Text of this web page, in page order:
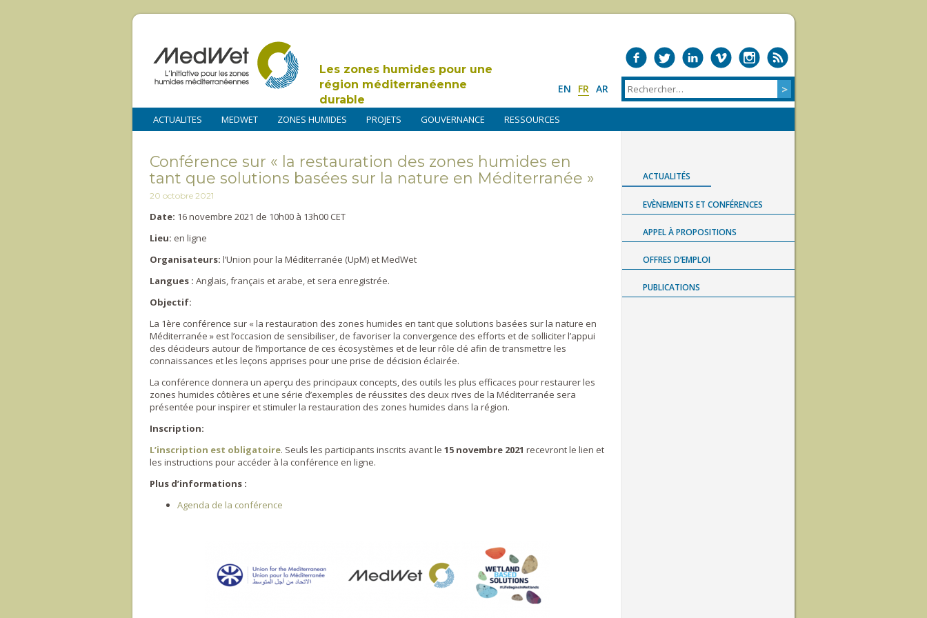
Les zones humides pour une
région méditerranéenne
durable
EN FR AR
ACTUALITES MEDWET ZONES HUMIDES PROJETS GOUVERNANCE RESSOURCES
Conférence sur « la restauration des zones humides en
tant que solutions basées sur la nature en Méditerranée »
20 octobre 2021
Date: 16 novembre 2021 de 10h00 à 13h00 CET
Lieu: en ligne
Organisateurs: l’Union pour la Méditerranée (UpM) et MedWet
Langues : Anglais, français et arabe, et sera enregistrée.
Objectif:
La 1ère conférence sur « la restauration des zones humides en tant que solutions basées sur la nature en
Méditerranée » est l’occasion de sensibiliser, de favoriser la convergence des efforts et de solliciter l’appui
des décideurs autour de l’importance de ces écosystèmes et de leur rôle clé afin de transmettre les
connaissances et les leçons apprises pour une prise de décision éclairée.
La conférence donnera un aperçu des principaux concepts, des outils les plus efficaces pour restaurer les
zones humides côtières et une série d’exemples de réussites des deux rives de la Méditerranée sera
présentée pour inspirer et stimuler la restauration des zones humides dans la région.
Inscription:
L’inscription est obligatoire. Seuls les participants inscrits avant le 15 novembre 2021 recevront le lien et
les instructions pour accéder à la conférence en ligne.
Plus d’informations :
Agenda de la conférence
ACTUALITÉS
EVÈNEMENTS ET CONFÉRENCES
APPEL À PROPOSITIONS
OFFRES D’EMPLOI
PUBLICATIONS